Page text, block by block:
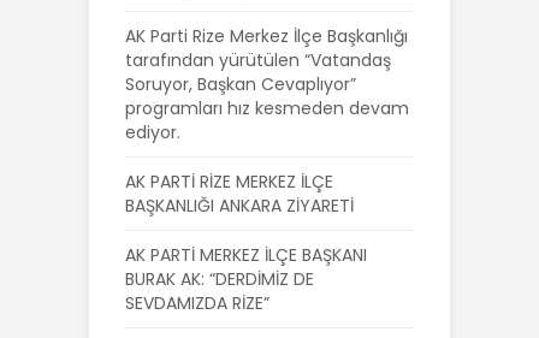
AK Parti Rize Merkez İlçe Başkanlığı
tarafından yürütülen “Vatandaş
Soruyor, Başkan Cevaplıyor”
programları hız kesmeden devam
ediyor.
AK PARTİ RİZE MERKEZ İLÇE
BAŞKANLIĞI ANKARA ZİYARETİ
AK PARTİ MERKEZ İLÇE BAŞKANI
BURAK AK: “DERDİMİZ DE
SEVDAMIZDA RİZE”